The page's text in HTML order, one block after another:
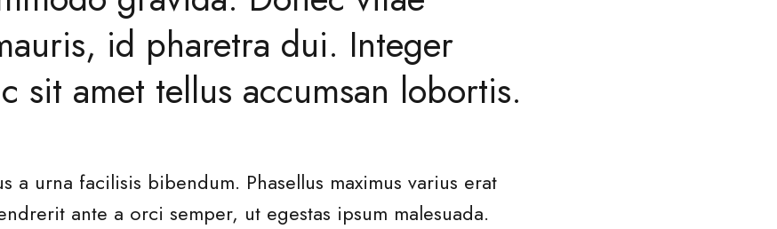
id pharetra dui. Integer
sit amet tellus accumsan lobortis.
a urna facilisis bibendum. Phasellus maximus varius erat
ante a orci semper, ut egestas ipsum malesuada.